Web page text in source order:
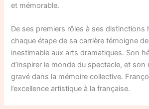
et mémorable.
De ses premiers rôles à ses distinctions
chaque étape de sa carrière témoigne
inestimable aux arts dramatiques. Son
d’inspirer le monde du spectacle, et son
gravé dans la mémoire collective.
l’excellence artistique à la française.